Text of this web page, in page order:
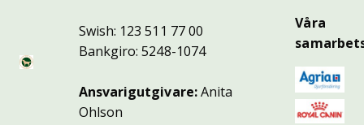
Swish: 123 511 77 00
Bankgiro: 5248-1074
Ansvarigutgivare:Anita
Ohlson
Våra